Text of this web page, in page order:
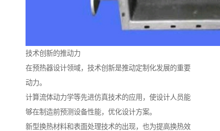
技术创新的推动力
在预热器设计领域，技术创新是推动定制化发展的重要
动力。
计算流体动力学等先进仿真技术的应用，使设计人员能
够在制造前预测设备性能，优化设计方案。
新型换热材料和表面处理技术的出现，也为提高换热效